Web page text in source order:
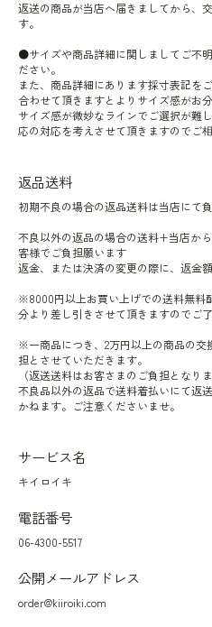
返送の商品が当店へ届きましてから、
す。
●サイズや商品詳細に関しましてご不
ださい。
また、商品詳細にあります採寸表記を
合わせて頂きますとよりサイズ感がお
サイズ感が微妙なラインでご選択が難
応の対応を考えさせて頂きますのでご
返品送料
初期不良の場合の返品送料は当店にて
不良以外の返品の場合の送料+当店か
客様でご負担願います
返金、または決済の変更の際に、返金
※8000円以上お買い上げでの送料無料
分より差し引きさせて頂きますのでご了
※一商品につき、2万円以上の商品の交
担とさせていただきます。
（返送送料はお客さまのご負担となりま
不良品以外の返品で送料着払いにて返
かねます。ご注意くださいませ。
サービス名
キイロイキ
電話番号
06-4300-5517
公開メールアドレス
order@kiiroiki.com